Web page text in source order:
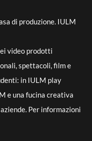
di produzione. IULM
video prodotti
spettacoli, film e
in IULM play
e una fucina creativa
Per informazioni